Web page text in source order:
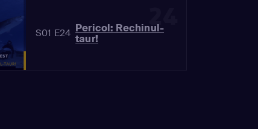
24
S01 E24 Pericol: Rechinul-
taur!